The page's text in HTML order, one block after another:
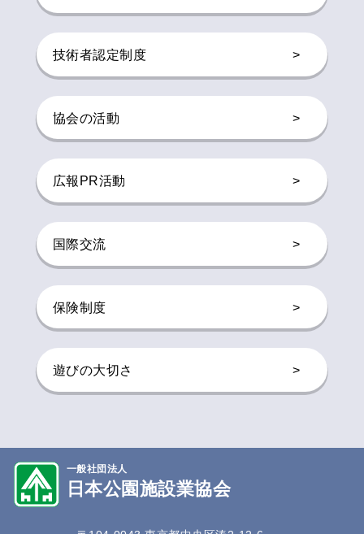
技術者認定制度 >
協会の活動 >
広報PR活動 >
国際交流 >
保険制度 >
遊びの大切さ >
一般社団法人
日本公園施設業協会